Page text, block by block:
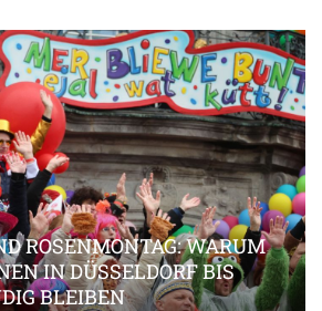
ROSENMONTAG: WARUM
IN DÜSSELDORF BIS
BLEIBEN